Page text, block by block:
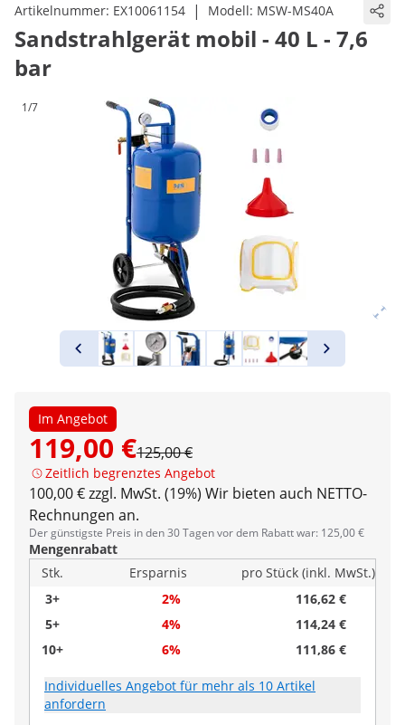
Artikelnummer: EX10061154 | Modell: MSW-MS40A
Sandstrahlgerät mobil - 40 L - 7,6
bar
1/7
Im Angebot
119,00 €125,00 €
Zeitlich begrenztes Angebot
100,00 € zzgl. MwSt. (19%) Wir bieten auch NETTO-
Rechnungen an.
Der günstigste Preis in den 30 Tagen vor dem Rabatt war: 125,00 €
Mengenrabatt
Stk.
Ersparnis
pro Stück (inkl. MwSt.)
3+
2%
116,62 €
5+
4%
114,24 €
10+
6% 111,86 €
Individuelles Angebot für mehr als 10 Artikel
anfordern